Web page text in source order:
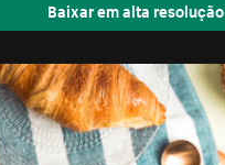
Baixar em alta resolução